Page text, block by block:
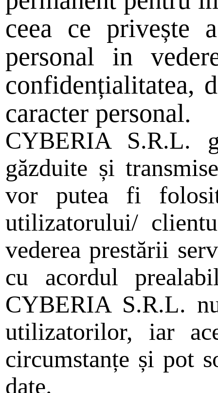
ceea ce privește
personal in
confidențialitatea,
caracter personal.
CYBERIA S.R.L.
găzduite și
vor putea fi
utilizatorului/
vederea prestării
cu acordul
CYBERIA S.R.L.
utilizatorilor, iar
circumstanțe și pot
date.